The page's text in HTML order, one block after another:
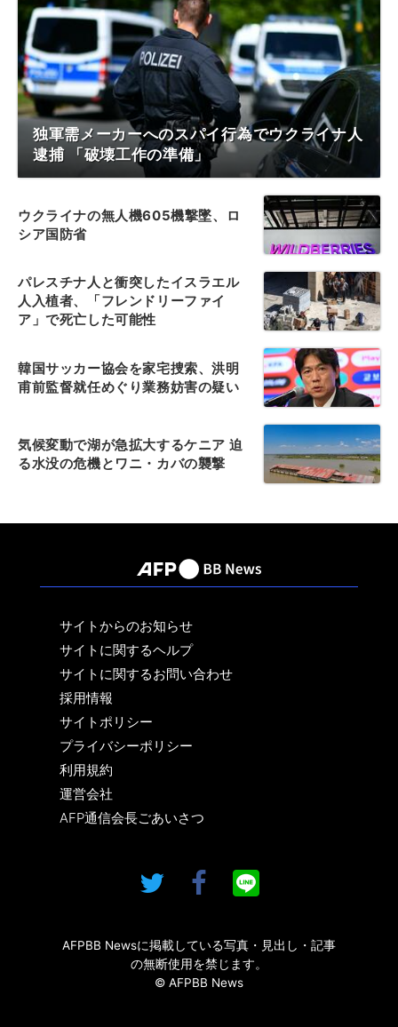
独軍需メーカーへのスパイ行為でウクライナ人
逮捕 「破壊工作の準備」
ウクライナの無人機605機撃墜、ロ
シア国防省
パレスチナ人と衝突したイスラエル
人入植者、「フレンドリーファイ
ア」で死亡した可能性
韓国サッカー協会を家宅捜索、洪明
甫前監督就任めぐり業務妨害の疑い
気候変動で湖が急拡大するケニア 迫
る水没の危機とワニ・カバの襲撃
サイトからのお知らせ
サイトに関するヘルプ
サイトに関するお問い合わせ
採用情報
サイトポリシー
プライバシーポリシー
利用規約
運営会社
AFP通信会長ごあいさつ
AFPBB Newsに掲載している写真・見出し・記事
の無断使用を禁じます。
© AFPBB News